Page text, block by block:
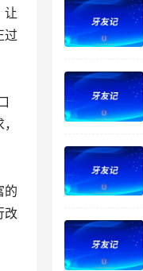
让
过
的
改